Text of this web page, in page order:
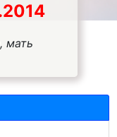
мать